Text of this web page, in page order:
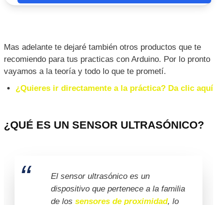
Mas adelante te dejaré también otros productos que te
recomiendo para tus practicas con Arduino. Por lo pronto
vayamos a la teoría y todo lo que te prometí.
¿Quieres ir directamente a la práctica? Da clic aquí
¿QUÉ ES UN SENSOR ULTRASÓNICO?
El sensor ultrasónico es un
dispositivo que pertenece a la familia
de los sensores de proximidad, lo